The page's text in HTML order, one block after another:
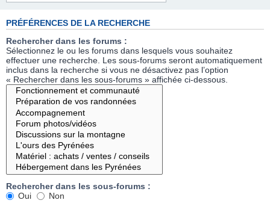
PRÉFÉRENCES DE LA RECHERCHE
Rechercher dans les forums :
Sélectionnez le ou les forums dans lesquels vous souhaitez
effectuer une recherche. Les sous-forums seront automatiquement
inclus dans la recherche si vous ne désactivez pas l’option
« Rechercher dans les sous-forums » affichée ci-dessous.
Rechercher dans les sous-forums :
Oui
Non